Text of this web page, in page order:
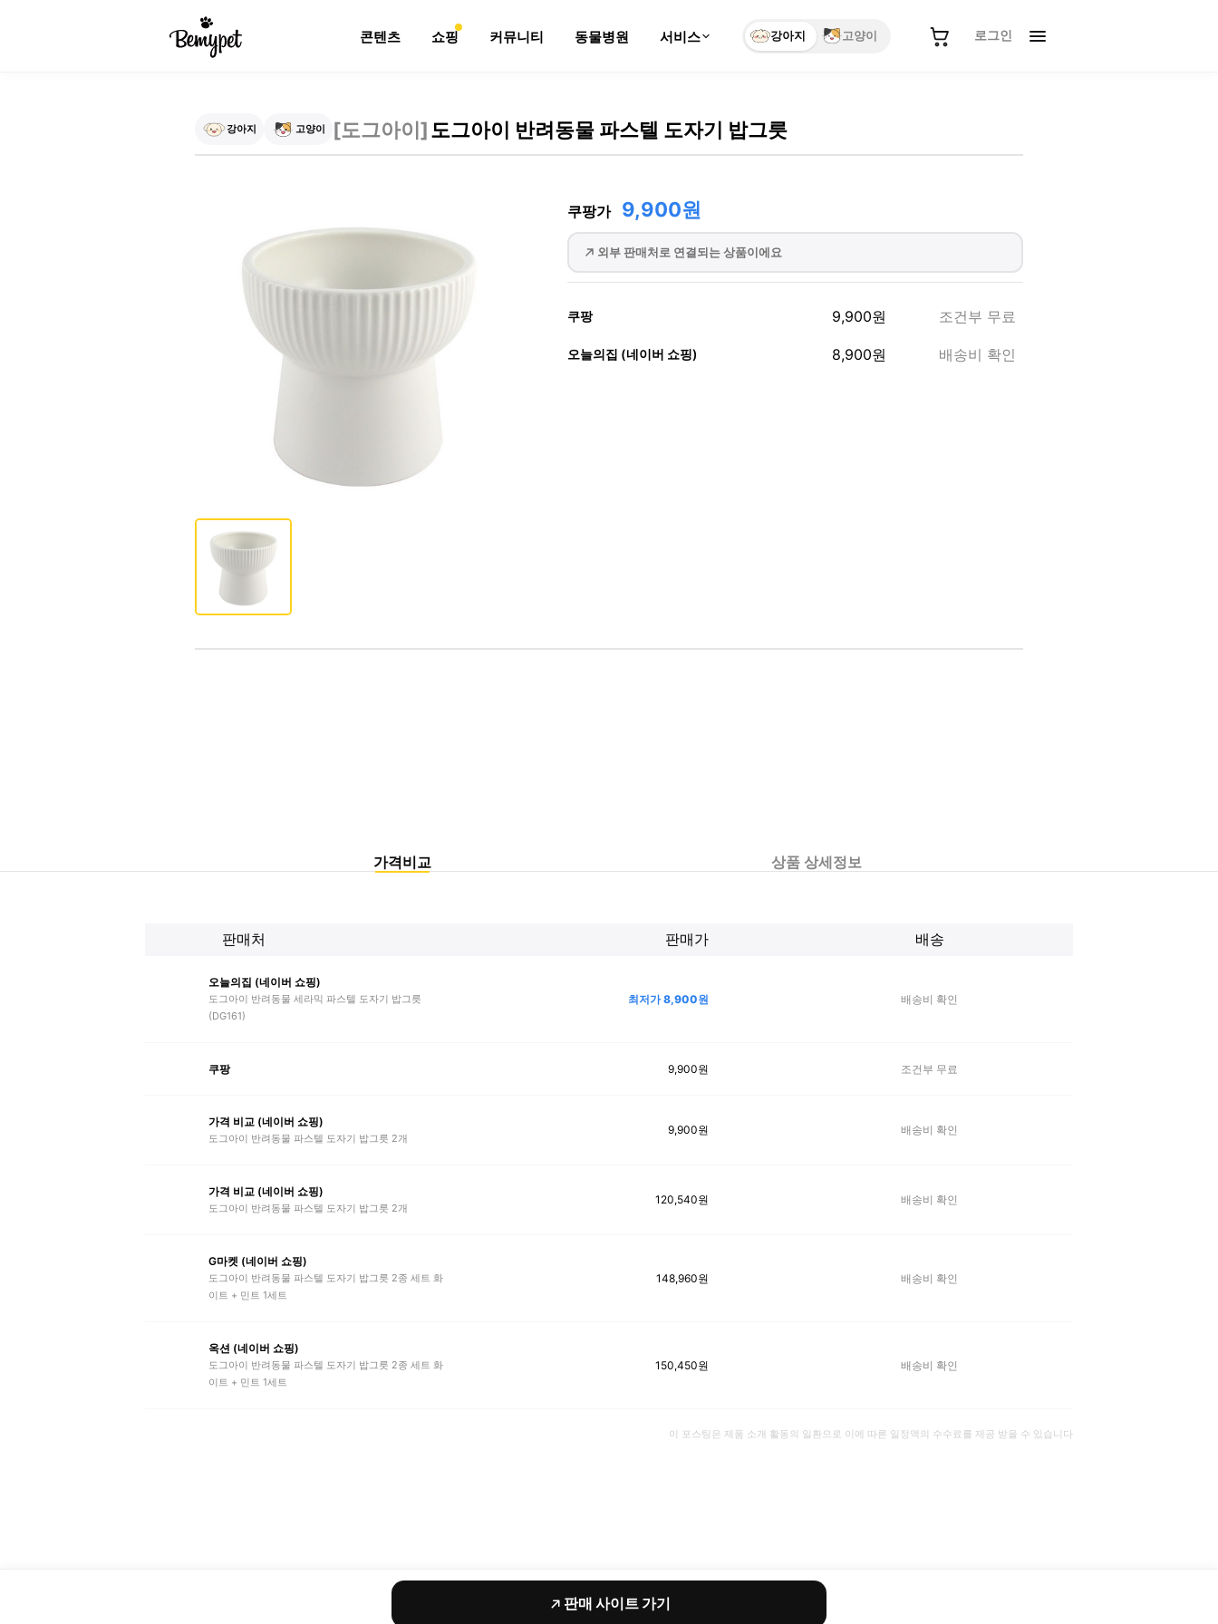
콘텐츠 쇼핑 커뮤니티 동물병원 서비스 강아지 고양이 로그인
강아지 고양이 [도그아이]도그아이 반려동물 파스텔 도자기 밥그릇
쿠팡가 9,900원
외부 판매처로 연결되는 상품이에요
쿠팡 9,900원 조건부 무료
오늘의집 (네이버 쇼핑) 8,900원 배송비 확인
가격비교 상품 상세정보
판매처 판매가 배송
오늘의집 (네이버 쇼핑)
도그아이 반려동물 세라믹 파스텔 도자기 밥그릇
(DG161)
최저가8,900원 배송비 확인
쿠팡 9,900원 조건부 무료
가격 비교 (네이버 쇼핑)
도그아이 반려동물 파스텔 도자기 밥그릇 2개
9,900원 배송비 확인
가격 비교 (네이버 쇼핑)
도그아이 반려동물 파스텔 도자기 밥그릇 2개
120,540원 배송비 확인
G마켓 (네이버 쇼핑)
도그아이 반려동물 파스텔 도자기 밥그릇 2종 세트 화
이트 + 민트 1세트
148,960원 배송비 확인
옥션 (네이버 쇼핑)
도그아이 반려동물 파스텔 도자기 밥그릇 2종 세트 화
이트 + 민트 1세트
150,450원 배송비 확인
이 포스팅은 제품 소개 활동의 일환으로 이에 따른 일정액의 수수료를 제공 받을 수 있습니다
판매 사이트 가기